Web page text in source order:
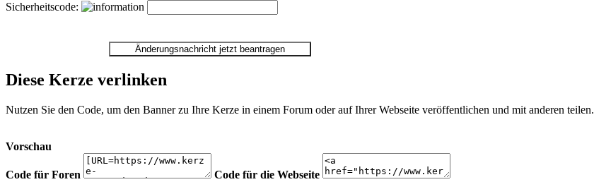
Sicherheitscode:
Diese Kerze verlinken
Nutzen Sie den Code, um den Banner zu Ihre Kerze in einem Forum oder auf Ihrer Webseite veröffentlichen und mit anderen teilen.
Vorschau
Code für Foren Code für die Webseite